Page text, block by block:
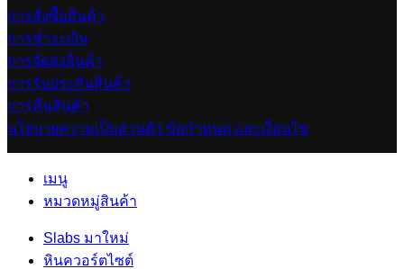
การสั่งซื้อสินค้า
การชำระเงิน
การจัดส่งสินค้า
การรับประกันสินค้า
การคืนสินค้า
Copyright 2023 © บริษัท สโตน แกลเลอรี่ จำกัด
นโยบายความเป็นส่วนตัว ข้อกำหนด และเงื่อนไข
เมนู
หมวดหมู่สินค้า
Slabs มาใหม่
หินควอร์ตไซต์